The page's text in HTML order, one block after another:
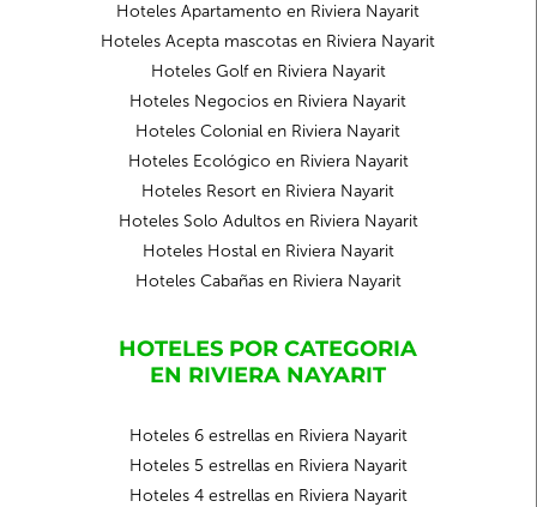
Hoteles Apartamento en Riviera Nayarit
Hoteles Acepta mascotas en Riviera Nayarit
Hoteles Golf en Riviera Nayarit
Hoteles Negocios en Riviera Nayarit
Hoteles Colonial en Riviera Nayarit
Hoteles Ecológico en Riviera Nayarit
Hoteles Resort en Riviera Nayarit
Hoteles Solo Adultos en Riviera Nayarit
Hoteles Hostal en Riviera Nayarit
Hoteles Cabañas en Riviera Nayarit
HOTELES POR CATEGORIA
EN RIVIERA NAYARIT
Hoteles 6 estrellas en Riviera Nayarit
Hoteles 5 estrellas en Riviera Nayarit
Hoteles 4 estrellas en Riviera Nayarit